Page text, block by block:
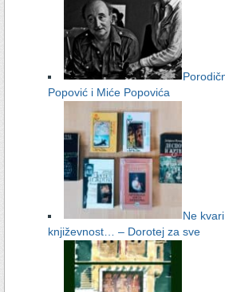
Popović i Miće Popovića
Ne
književnost… – Dorotej za sve